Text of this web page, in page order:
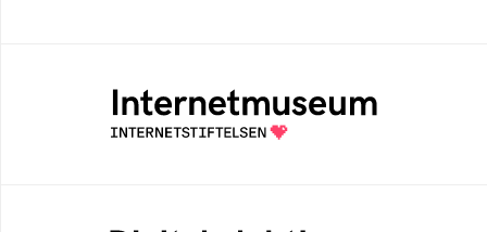
Ett digitalt museum som byggts, och kureras
av Internetstiftelsen